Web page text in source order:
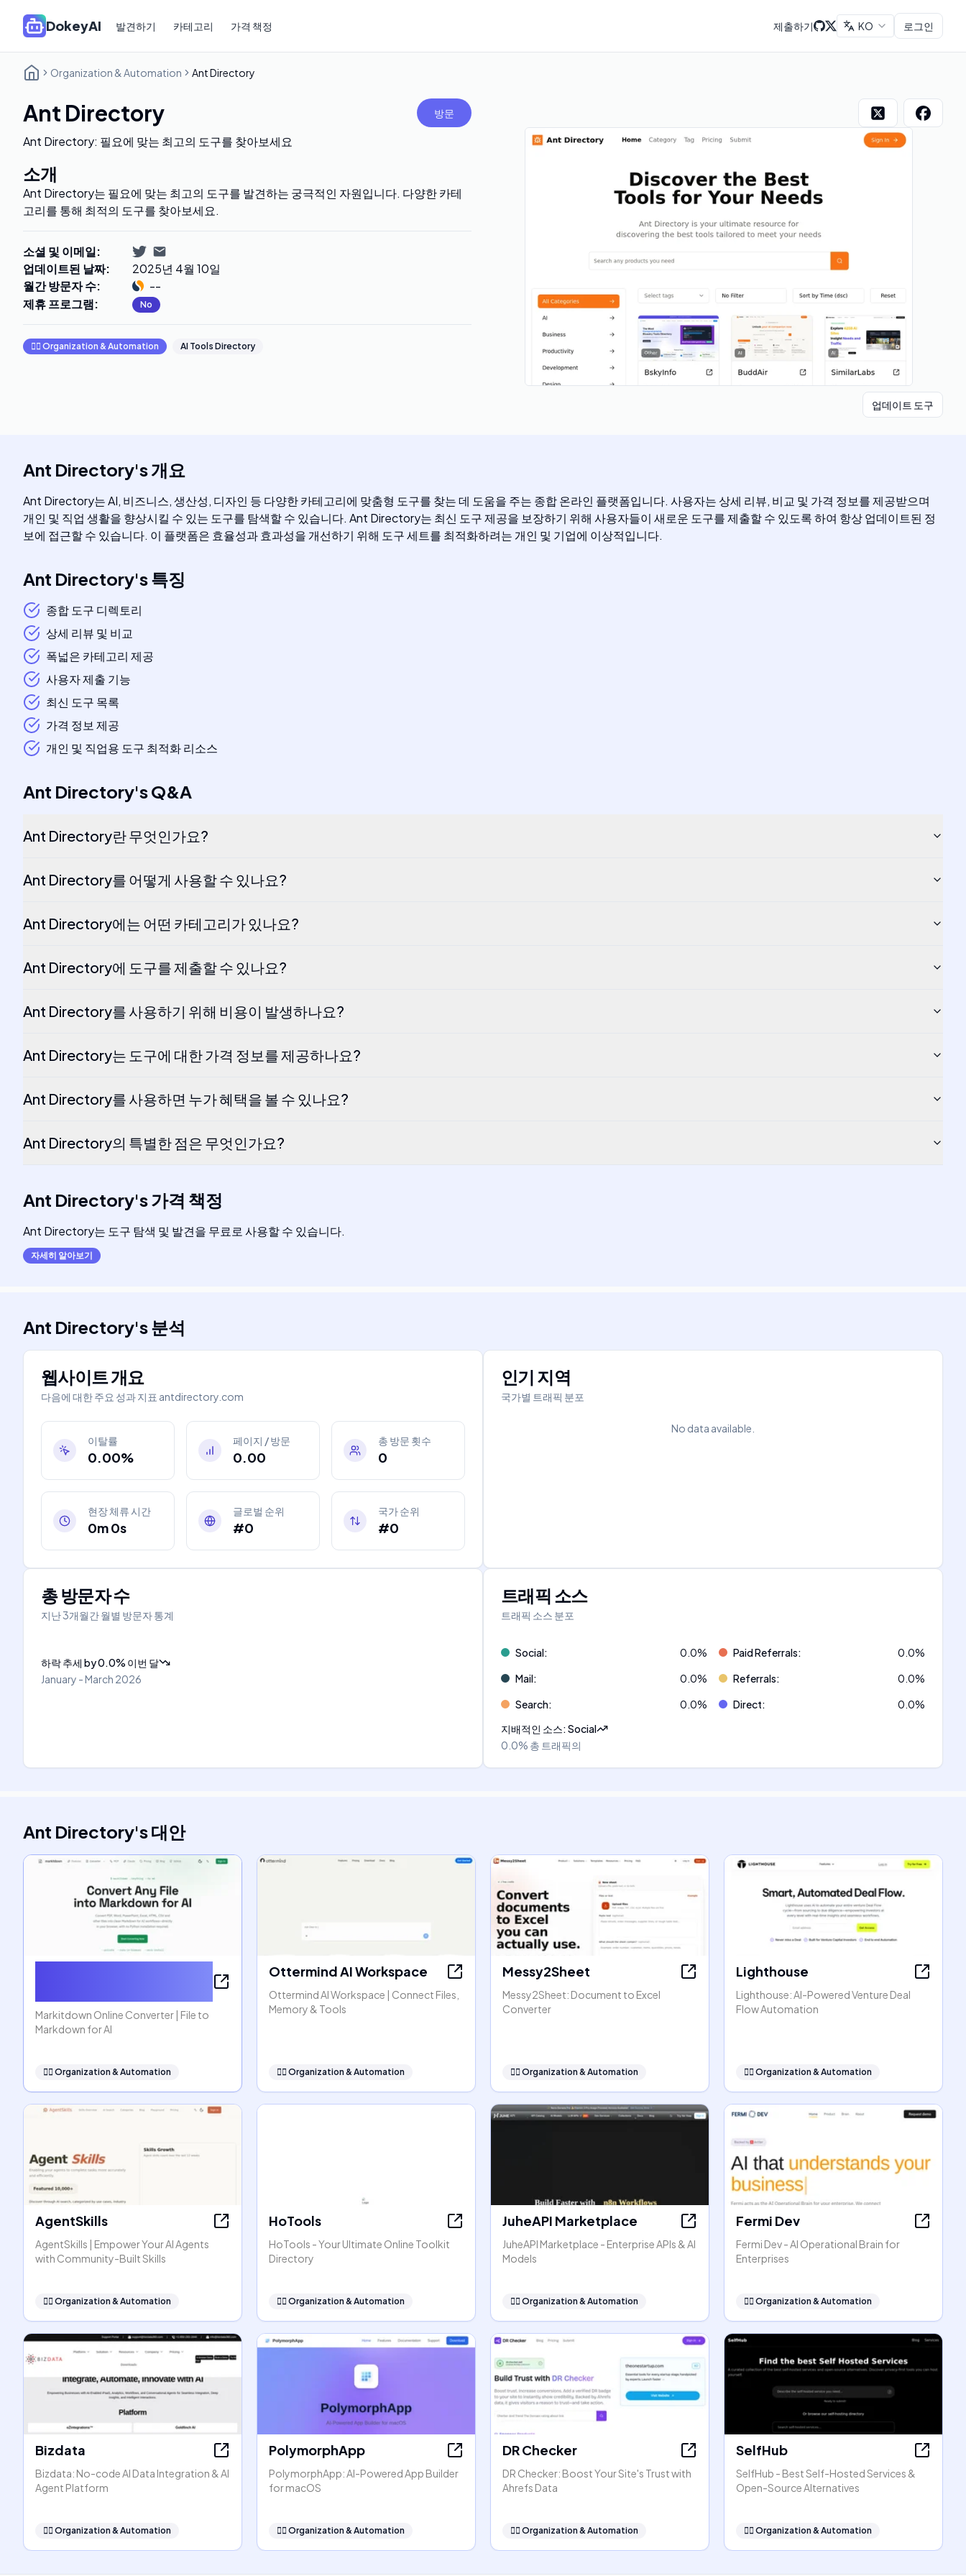
DokeyAI 발견하기 카테고리 가격 책정 제출하기 KO 로그인
Organization & Automation Ant Directory
Ant Directory 방문
Ant Directory: 필요에 맞는 최고의 도구를 찾아보세요
소개
Ant Directory는 필요에 맞는 최고의 도구를 발견하는 궁극적인 자원입니다. 다양한 카테
고리를 통해 최적의 도구를 찾아보세요.
소셜 및 이메일:
업데이트된 날짜:
2025년 4월 10일
월간 방문자 수:
--
제휴 프로그램: No
🧞‍♂️ Organization & Automation AI Tools Directory
업데이트 도구
Ant Directory's개요
Ant Directory는 AI, 비즈니스, 생산성, 디자인 등 다양한 카테고리에 맞춤형 도구를 찾는 데 도움을 주는 종합 온라인 플랫폼입니다. 사용자는 상세 리뷰, 비교 및 가격 정보를 제공받으며
개인 및 직업 생활을 향상시킬 수 있는 도구를 탐색할 수 있습니다. Ant Directory는 최신 도구 제공을 보장하기 위해 사용자들이 새로운 도구를 제출할 수 있도록 하여 항상 업데이트된 정
보에 접근할 수 있습니다. 이 플랫폼은 효율성과 효과성을 개선하기 위해 도구 세트를 최적화하려는 개인 및 기업에 이상적입니다.
Ant Directory's특징
종합 도구 디렉토리
상세 리뷰 및 비교
폭넓은 카테고리 제공
사용자 제출 기능
최신 도구 목록
가격 정보 제공
개인 및 직업용 도구 최적화 리소스
Ant Directory'sQ&A
Ant Directory란 무엇인가요?
Ant Directory를 어떻게 사용할 수 있나요?
Ant Directory에는 어떤 카테고리가 있나요?
Ant Directory에 도구를 제출할 수 있나요?
Ant Directory를 사용하기 위해 비용이 발생하나요?
Ant Directory는 도구에 대한 가격 정보를 제공하나요?
Ant Directory를 사용하면 누가 혜택을 볼 수 있나요?
Ant Directory의 특별한 점은 무엇인가요?
Ant Directory's가격 책정
Ant Directory는 도구 탐색 및 발견을 무료로 사용할 수 있습니다.
자세히 알아보기
Ant Directory's분석
웹사이트 개요
다음에 대한 주요 성과 지표 antdirectory.com
이탈률
0.00%
페이지 / 방문
0.00
총 방문 횟수
0
현장 체류 시간
0m 0s
글로벌 순위
#0
국가 순위
#0
인기 지역
국가별 트래픽 분포
No data available.
총 방문자 수
지난 3개월간 월별 방문자 통계
하락 추세 by0.0% 이번 달
January - March 2026
트래픽 소스
트래픽 소스 분포
Social: 0.0% Paid Referrals: 0.0%
Mail: 0.0% Referrals: 0.0%
Search: 0.0% Direct: 0.0%
지배적인 소스:Social
0.0% 총 트래픽의
Ant Directory's대안
Markitdown Online Converter | File to
Markdown for AI
🧞‍♂️ Organization & Automation
Ottermind AI Workspace
Ottermind AI Workspace | Connect Files,
Memory & Tools
🧞‍♂️ Organization & Automation
Messy2Sheet
Messy2Sheet: Document to Excel
Converter
🧞‍♂️ Organization & Automation
Lighthouse
Lighthouse: AI-Powered Venture Deal
Flow Automation
🧞‍♂️ Organization & Automation
AgentSkills
AgentSkills | Empower Your AI Agents
with Community-Built Skills
🧞‍♂️ Organization & Automation
HoTools
HoTools - Your Ultimate Online Toolkit
Directory
🧞‍♂️ Organization & Automation
JuheAPI Marketplace
JuheAPI Marketplace - Enterprise APIs & AI
Models
🧞‍♂️ Organization & Automation
Fermi Dev
Fermi Dev - AI Operational Brain for
Enterprises
🧞‍♂️ Organization & Automation
Bizdata
Bizdata: No-code AI Data Integration & AI
Agent Platform
🧞‍♂️ Organization & Automation
PolymorphApp
PolymorphApp: AI-Powered App Builder
for macOS
🧞‍♂️ Organization & Automation
DR Checker
DR Checker: Boost Your Site's Trust with
Ahrefs Data
🧞‍♂️ Organization & Automation
SelfHub
SelfHub - Best Self-Hosted Services &
Open-Source Alternatives
🧞‍♂️ Organization & Automation